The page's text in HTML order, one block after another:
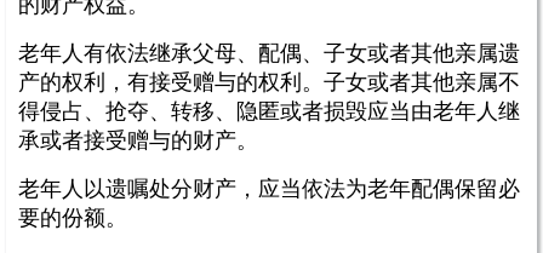
的财产权益。
老年人有依法继承父母、配偶、子女或者其他亲属遗
产的权利，有接受赠与的权利。子女或者其他亲属不
得侵占、抢夺、转移、隐匿或者损毁应当由老年人继
承或者接受赠与的财产。
老年人以遗嘱处分财产，应当依法为老年配偶保留必
要的份额。